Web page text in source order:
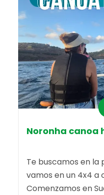
Noronha canoa
Te buscamos en la
vamos en un 4x4 a
Comenzamos en